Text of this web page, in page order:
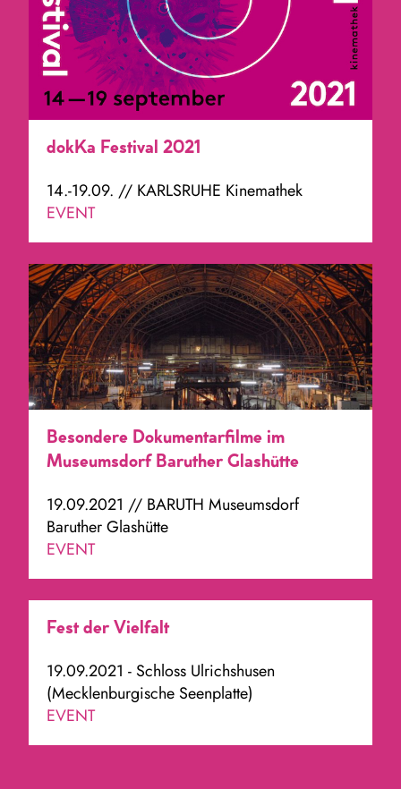
dokKa Festival 2021
14.-19.09. // KARLSRUHE Kinemathek
EVENT
Besondere Dokumentarfilme im
Museumsdorf Baruther Glashütte
19.09.2021 // BARUTH Museumsdorf
Baruther Glashütte
EVENT
Fest der Vielfalt
19.09.2021 - Schloss Ulrichshusen
(Mecklenburgische Seenplatte)
EVENT